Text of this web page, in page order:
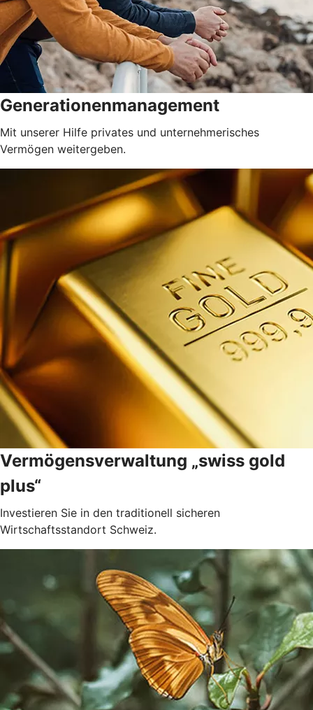
Generationenmanagement
Mit unserer Hilfe privates und unternehmerisches
Vermögen weitergeben.
Vermögensverwaltung „swiss gold
plus“
Investieren Sie in den traditionell sicheren
Wirtschaftsstandort Schweiz.